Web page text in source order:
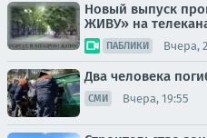
Новый выпуск
ЖИВУ» на
ПАБЛИКИ Вчера,
Два человека
СМИ Вчера, 19:55